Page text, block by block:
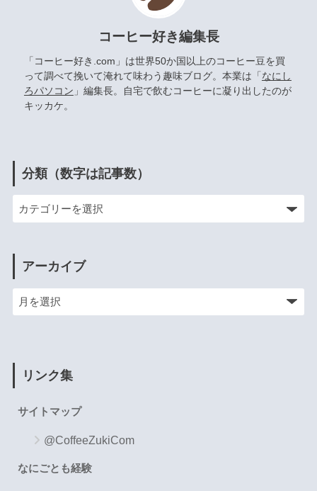
コーヒー好き編集長
「コーヒー好き.com」は世界50か国以上のコーヒー豆を買
って調べて挽いて淹れて味わう趣味ブログ。本業は「 なにし
ろパソコン 」編集長。自宅で飲むコーヒーに凝り出したのが
キッカケ。
分類（数字は記事数）
アーカイブ
リンク集
サイトマップ
@CoffeeZukiCom
なにごとも経験